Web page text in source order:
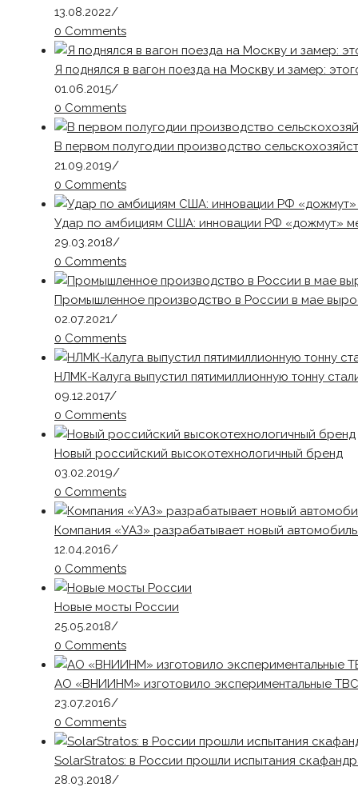
13.08.2022/
0 Comments
Я поднялся в вагон поезда на Москву и замер:
01.06.2015/
0 Comments
В первом полугодии производство
21.09.2019/
0 Comments
Удар по амбициям США: инновации РФ «дожмут»
29.03.2018/
0 Comments
Промышленное производство в России в мае
02.07.2021/
0 Comments
НЛМК-Калуга выпустил пятимиллионную тонну
09.12.2017/
0 Comments
Новый российский высокотехнологичный бренд
03.02.2019/
0 Comments
Компания «УАЗ» разрабатывает новый
12.04.2016/
0 Comments
Новые мосты России
25.05.2018/
0 Comments
АО «ВНИИНМ» изготовило экспериментальные
23.07.2016/
0 Comments
SolarStratos: в России прошли испытания
28.03.2018/